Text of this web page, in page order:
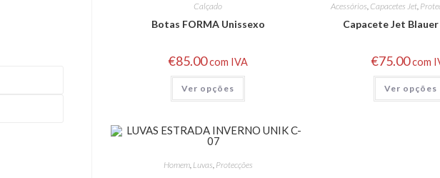
Calçado
Botas FORMA Unissexo
€85.00com IVA
Ver opções
Acessórios, Capacetes Jet,
Capacete Jet
€75.00com
Ver opções
Homem, Luvas Protecções